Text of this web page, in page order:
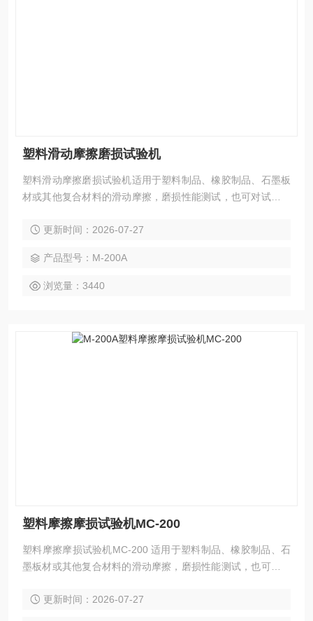
塑料滑动摩擦磨损试验机
塑料滑动摩擦磨损试验机适用于塑料制品、橡胶制品、石墨板
材或其他复合材料的滑动摩擦，磨损性能测试，也可对试验中
更新时间：2026-07-27
产品型号：M-200A
浏览量：3440
塑料摩擦摩损试验机MC-200
塑料摩擦摩损试验机MC-200 适用于塑料制品、橡胶制品、石
墨板材或其他复合材料的滑动摩擦，磨损性能测试，也可对试
更新时间：2026-07-27